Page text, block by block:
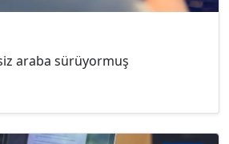
araba sürüyormuş